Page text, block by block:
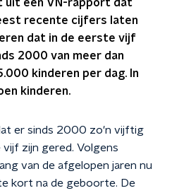
een VN-rapport dat
recente cijfers laten
dat in de eerste vijf
2000 van meer dan
kinderen per dag. In
kinderen.
er sinds 2000 zo'n vijftig
zijn gered. Volgens
van de afgelopen jaren nu
kort na de geboorte. De